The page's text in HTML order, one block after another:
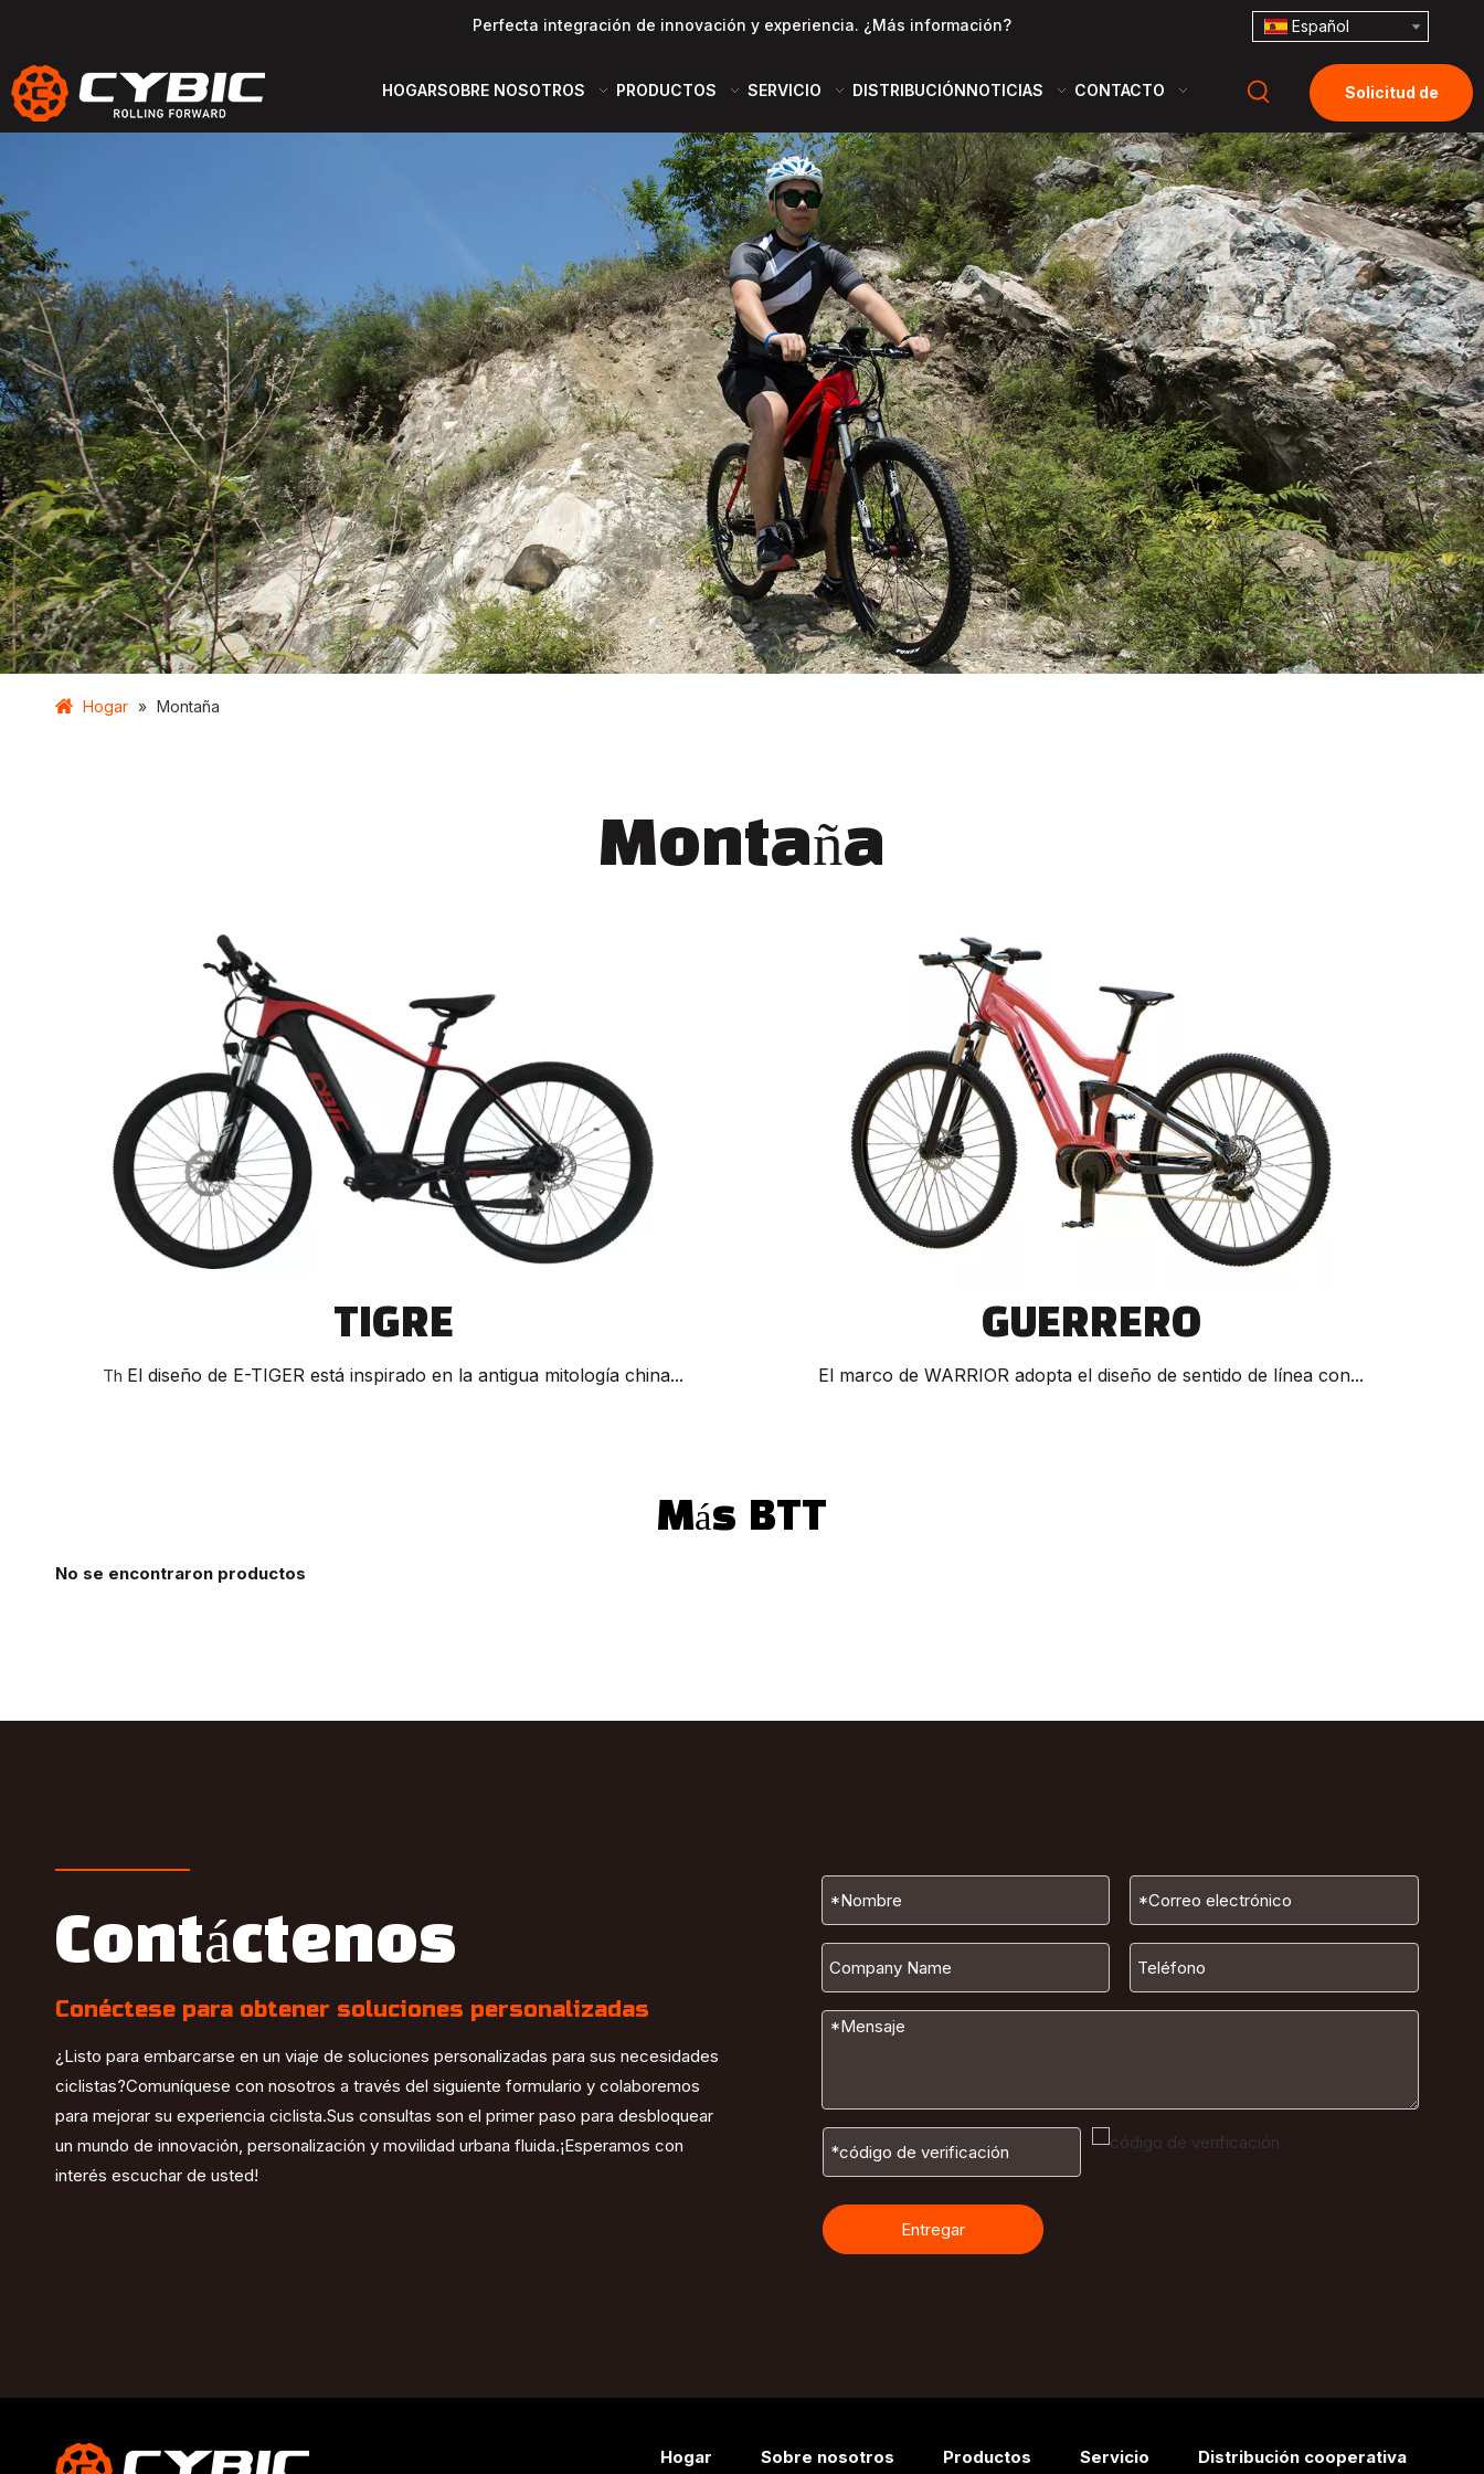
Perfecta integración de innovación y experiencia. ¿Más información? Español
HOGARSOBRE NOSOTROS PRODUCTOS SERVICIO DISTRIBUCIÓNNOTICIAS CONTACTO Solicitud de
cotización
Hogar » Montaña
Montaña
TIGRE
Th El diseño de E-TIGER está inspirado en la antigua mitología china...
GUERRERO
El marco de WARRIOR adopta el diseño de sentido de línea con...
Más BTT
No se encontraron productos
Contáctenos
Conéctese para obtener soluciones personalizadas
¿Listo para embarcarse en un viaje de soluciones personalizadas para sus necesidades
ciclistas?Comuníquese con nosotros a través del siguiente formulario y colaboremos
para mejorar su experiencia ciclista.Sus consultas son el primer paso para desbloquear
un mundo de innovación, personalización y movilidad urbana fluida.¡Esperamos con
interés escuchar de usted!
Entregar
Hogar Sobre nosotros Productos Servicio Distribución cooperativa